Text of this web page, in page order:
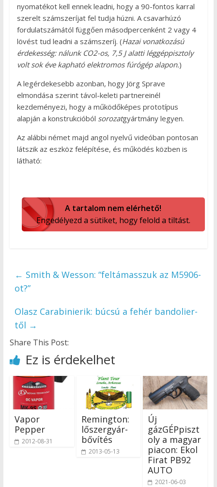
nyomatékot kell ennek leadni, hogy a 90-fontos karral
szerelt számszeríjat fel tudja húzni. A csavarhúzó
fordulatszámától függően másodpercenként 2 vagy 4
lövést tud leadni a számszeríj. (Hazai vonatkozású
érdekesség: nálunk CO2-os, 7,5 J alatti léggéppisztoly
volt sok éve kapható elektromos fúrógép alapon.)
A legérdekesebb azonban, hogy Jörg Sprave
elmondása szerint távol-keleti partnereinél
kezdeményezi, hogy a működőképes prototípus
alapján a konstrukcióból sorozatgyártmány legyen.
Az alábbi német majd angol nyelvű videóban pontosan
látszik az eszköz felépítése, és működés közben is
látható:
A tartalom nem elérhető!
Engedélyezd a sütiket, hogy felold a tiltást.
← Smith & Wesson: “feltámasszuk az M5906-
ot?”
Olasz Carabinierik: búcsú a fehér bandolier-
től →
Share This Post:
Ez is érdekelhet
Vapor
Pepper
2012-08-31
Remington:
lőszergyár-
bővítés
2013-05-13
Új
gázGÉPpiszt
oly a magyar
piacon: Ekol
Firat PB92
AUTO
2021-06-03